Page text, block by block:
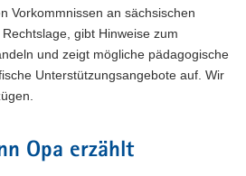
Vorkommnissen an sächsischen
gibt Hinweise zum
und zeigt mögliche pädagogische
Unterstützungsangebote auf. Wir
Opa erzählt